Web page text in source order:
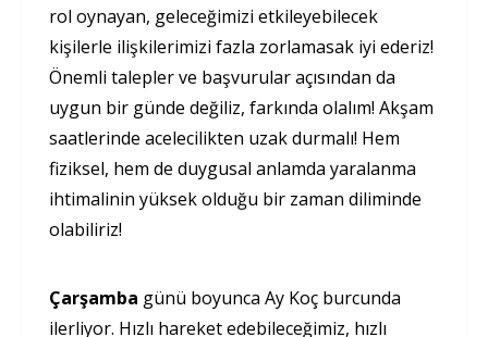
rol oynayan, geleceğimizi etkileyebilecek
kişilerle ilişkilerimizi fazla zorlamasak iyi ederiz!
Önemli talepler ve başvurular açısından da
uygun bir günde değiliz, farkında olalım! Akşam
saatlerinde acelecilikten uzak durmalı! Hem
fiziksel, hem de duygusal anlamda yaralanma
ihtimalinin yüksek olduğu bir zaman diliminde
olabiliriz!
Çarşamba günü boyunca Ay Koç burcunda
ilerliyor. Hızlı hareket edebileceğimiz, hızlı